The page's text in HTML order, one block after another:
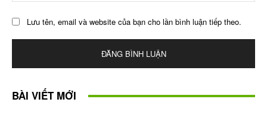
Lưu tên, email và website của bạn cho lần bình luận tiếp theo.
BÀI VIẾT MỚI